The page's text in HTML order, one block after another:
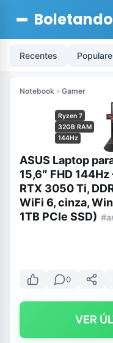
Boletando
Recentes
Notebook » Gamer
Ryzen 7
32GB RAM
144Hz
ASUS Laptop
15,6″ FHD
RTX 3050 Ti,
WiFi 6, cinza, Win
1TB PCIe SSD)
0
VER